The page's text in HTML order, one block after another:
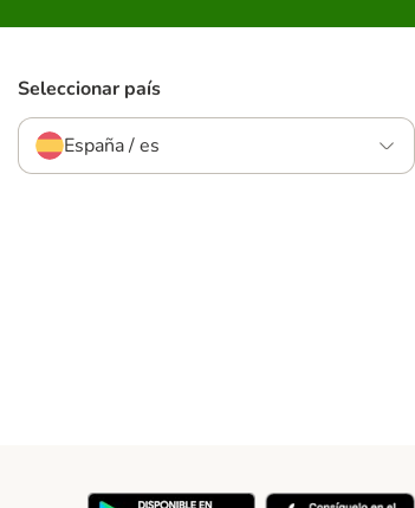
Seleccionar país
España / es